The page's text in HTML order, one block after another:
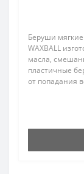
Беруши
WAXBALL
масла,
пластичные
от попадания